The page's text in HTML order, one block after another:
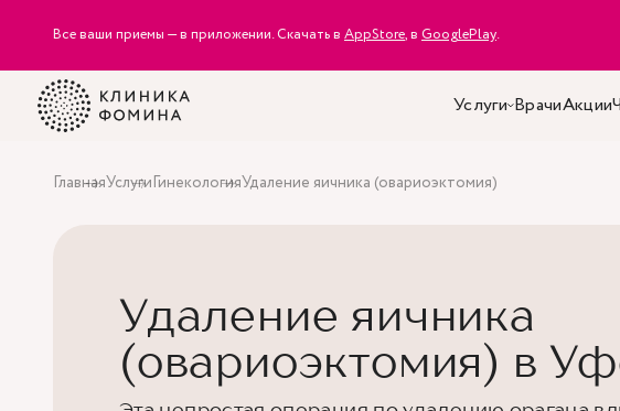
Все ваши приемы — в приложении. Скачать в AppStore, в GooglePlay.
Услуги ВрачиАкции
ГлавнаяУслугиГинекологияУдаление яичника (овариоэктомия)
Удаление яичника
(овариоэктомия) в